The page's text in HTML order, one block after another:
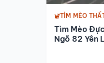
TÌM MÈO
Tìm Mèo
Ngõ 82 Yên